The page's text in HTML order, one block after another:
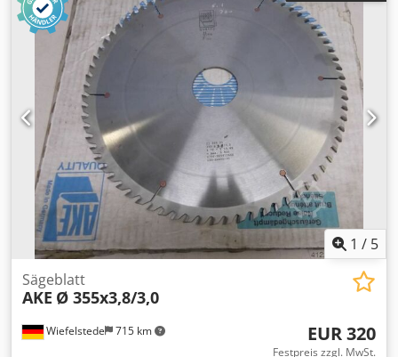
1 / 5
Wiefelstede 715 km
Sägeblatt
AKE Ø 355x3,8/3,0
EUR 320
Festpreis zzgl. MwSt.